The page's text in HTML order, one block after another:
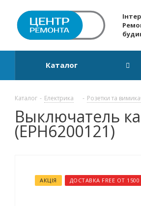
Каталог
Каталог - Електрика - Розетки та
Выключатель
(EPH6200121)
АКЦІЯ ДОСТАВКА FREE ОТ